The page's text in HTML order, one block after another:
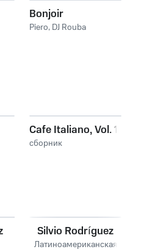
Bonjoir
Piero, DJ Rouba
Cafe Italiano, Vol. 1
сборник
Silvio Rodríguez
Латиноамериканская